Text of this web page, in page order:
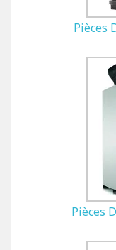
Pièces
Pièces